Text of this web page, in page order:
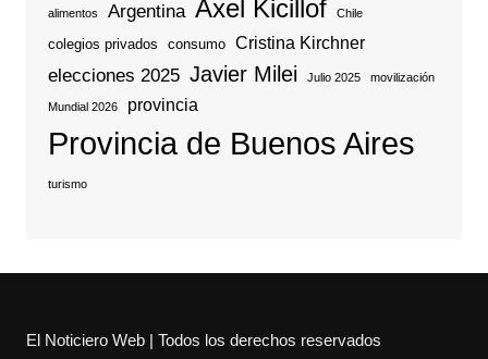
alimentos Argentina Axel Kicillof Chile
colegios privados consumo Cristina Kirchner
elecciones 2025 Javier Milei Julio 2025 movilización
Mundial 2026 provincia
Provincia de Buenos Aires
turismo
El Noticiero Web | Todos los derechos reservados